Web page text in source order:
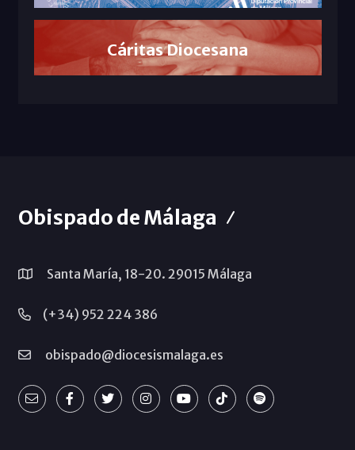
Cáritas Diocesana
Obispado de Málaga
Santa María, 18-20. 29015 Málaga
(+34) 952 224 386
obispado@diocesismalaga.es